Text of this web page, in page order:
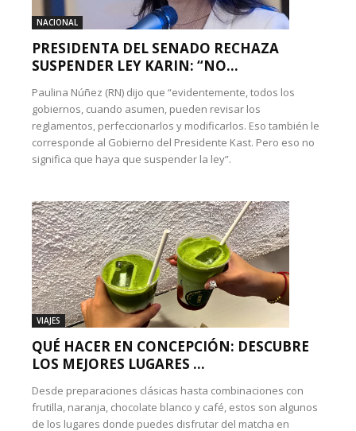
NACIONAL
PRESIDENTA DEL SENADO RECHAZA
SUSPENDER LEY KARIN: “NO...
Paulina Núñez (RN) dijo que “evidentemente, todos los
gobiernos, cuando asumen, pueden revisar los
reglamentos, perfeccionarlos y modificarlos. Eso también le
corresponde al Gobierno del Presidente Kast. Pero eso no
significa que haya que suspender la ley”.
VIAJES
QUÉ HACER EN CONCEPCIÓN: DESCUBRE
LOS MEJORES LUGARES ...
Desde preparaciones clásicas hasta combinaciones con
frutilla, naranja, chocolate blanco y café, estos son algunos
de los lugares donde puedes disfrutar del matcha en